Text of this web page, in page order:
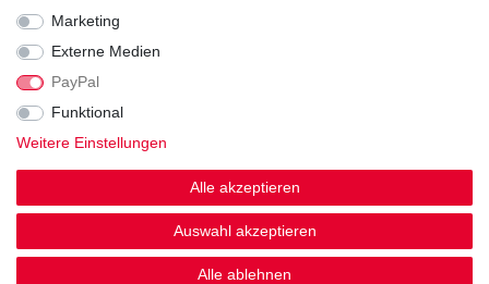
Kundenstimmen
Marketing
Externe Medien
PayPal
Funktional
Weitere Einstellungen
Alle akzeptieren
Auswahl akzeptieren
Alle ablehnen